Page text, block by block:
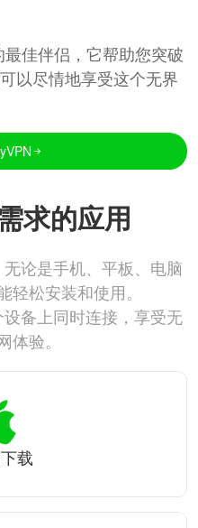
佳伴侣，它帮助您突破
以尽情地享受这个无界
求的应用
论是手机、平板、电脑
松安装和使用。
备上同时连接，享受无
体验。
载